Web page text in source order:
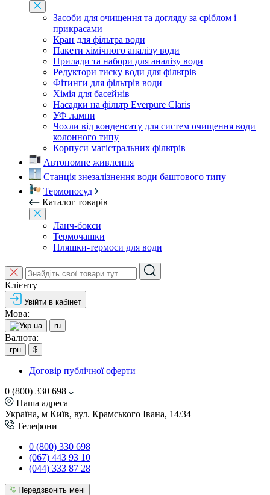
Засоби для очищення та догляду за сріблом і
прикрасами
Кран для фільтра води
Пакети хімічного аналізу води
Прилади та набори для аналізу води
Редуктори тиску води для фільтрів
Фітинги для фільтрів води
Хімія для басейнів
Насадки на фільтр Everpure Claris
УФ лампи
Чохли від конденсату для систем очищення води
колонного типу
Корпуси магістральних фільтрів
Автономне живлення
Станція знезалізнення води баштового типу
Термопосуд
Каталог товарів
Ланч-бокси
Термочашки
Пляшки-термоси для води
Клієнту
Увійти в кабінет
Мова:
ua ru
Валюта:
грн $
Договір публічної оферти
0 (800) 330 698
Наша адреса
Україна, м Київ, вул. Крамського Івана, 14/34
Телефони
0 (800) 330 698
(067) 443 93 10
(044) 333 87 28
Передзвоніть мені